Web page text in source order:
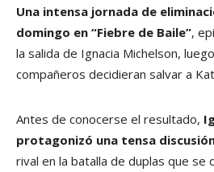
Una intensa jornada de
domingo en “Fiebre de Baile”,
la salida de Ignacia Michelson,
compañeros decidieran salvar a
Antes de conocerse el resultado,
protagonizó una tensa
rival en la batalla de duplas que se